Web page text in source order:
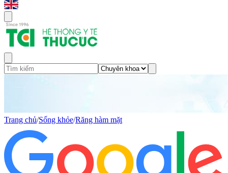
Trang chủ/Sống khỏe/Răng hàm mặt